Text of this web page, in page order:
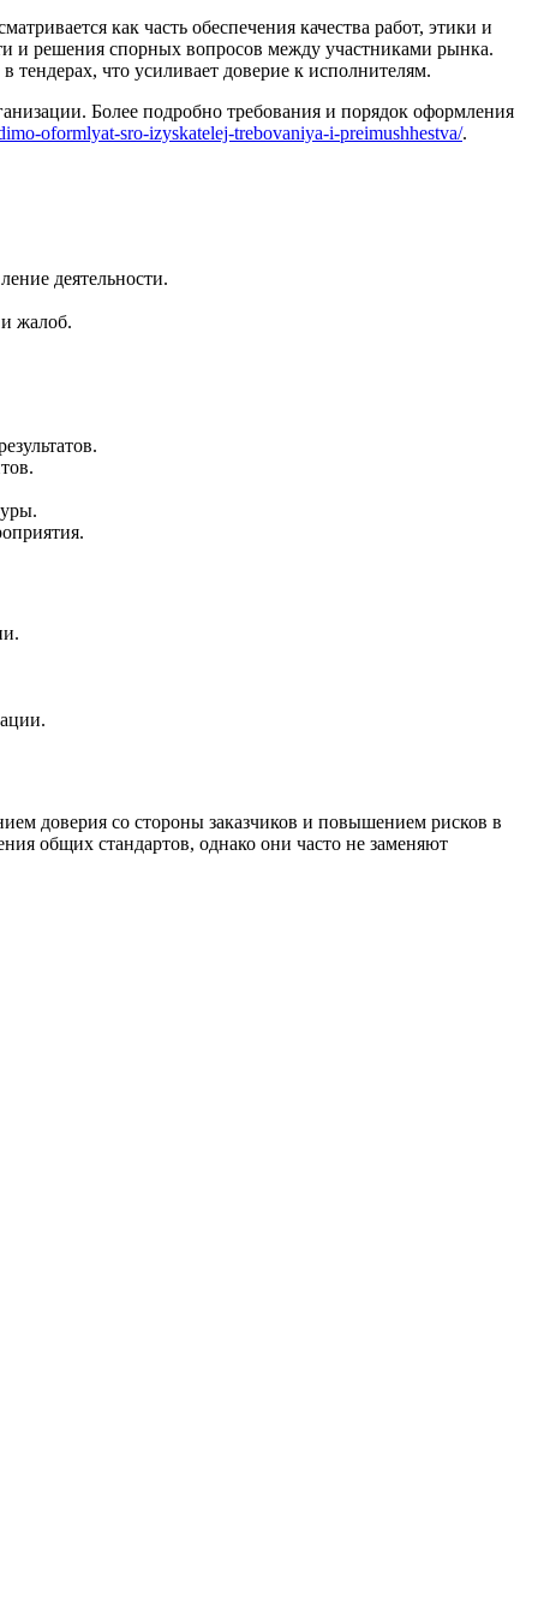
как часть обеспечения качества работ, этики и
и решения спорных вопросов между участниками рынка.
что усиливает доверие к исполнителям.
Более подробно требования и порядок оформления
oformlyat-sro-izyskatelej-trebovaniya-i-preimushhestva/.
деятельности.
жалоб.
доверия со стороны заказчиков и повышением рисков в
общих стандартов, однако они часто не заменяют